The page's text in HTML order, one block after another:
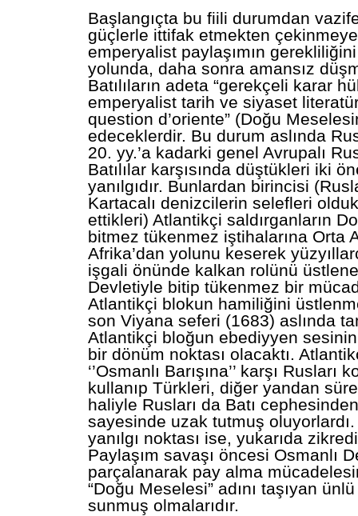
Başlangıçta bu fiili durumdan
güçlerle ittifak etmekten
emperyalist paylaşımın
yolunda, daha sonra amansız
Batılıların adeta “gerekçeli karar
emperyalist tarih ve siyaset
question d’oriente” (Doğu
edeceklerdir. Bu durum aslında
20. yy.’a kadarki genel Avrupalı
Batılılar karşısında düştükleri iki
yanılgıdır. Bunlardan birincisi
Kartacalı denizcilerin selefleri
ettikleri) Atlantikçi saldırganların
bitmez tükenmez iştihalarına Orta
Afrika’dan yolunu keserek
işgali önünde kalkan rolünü
Devletiyle bitip tükenmez bir
Atlantikçi blokun hamiliğini
son Viyana seferi (1683) aslında
Atlantikçi bloğun ebediyyen
bir dönüm noktası olacaktı.
‘’Osmanlı Barışına’’ karşı Rusları
kullanıp Türkleri, diğer yandan
haliyle Rusları da Batı
sayesinde uzak tutmuş
yanılgı noktası ise, yukarıda
Paylaşım savaşı öncesi Osmanlı
parçalanarak pay alma
“Doğu Meselesi” adını taşıyan ünlü
sunmuş olmalarıdır.